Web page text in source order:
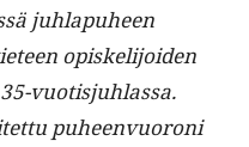
juh­la­puheen
opiske­li­joiden
vuo­tisjuh­las­sa.
puheen­vuoroni